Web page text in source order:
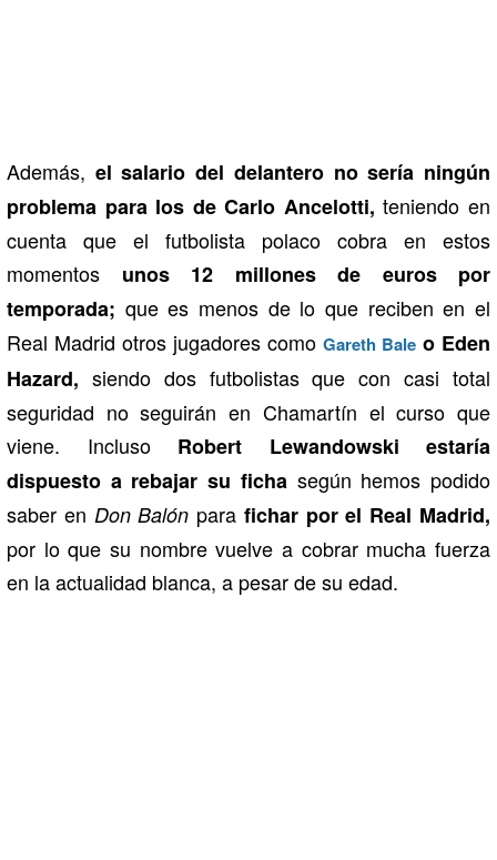
Además, el salario del delantero no sería ningún
problema para los de Carlo Ancelotti, teniendo en
cuenta que el futbolista polaco cobra en estos
momentos unos 12 millones de euros por
temporada; que es menos de lo que reciben en el
Real Madrid otros jugadores como Gareth Bale o Eden
Hazard, siendo dos futbolistas que con casi total
seguridad no seguirán en Chamartín el curso que
viene. Incluso Robert Lewandowski estaría
dispuesto a rebajar su ficha según hemos podido
saber en Don Balón para fichar por el Real Madrid,
por lo que su nombre vuelve a cobrar mucha fuerza
en la actualidad blanca, a pesar de su edad.